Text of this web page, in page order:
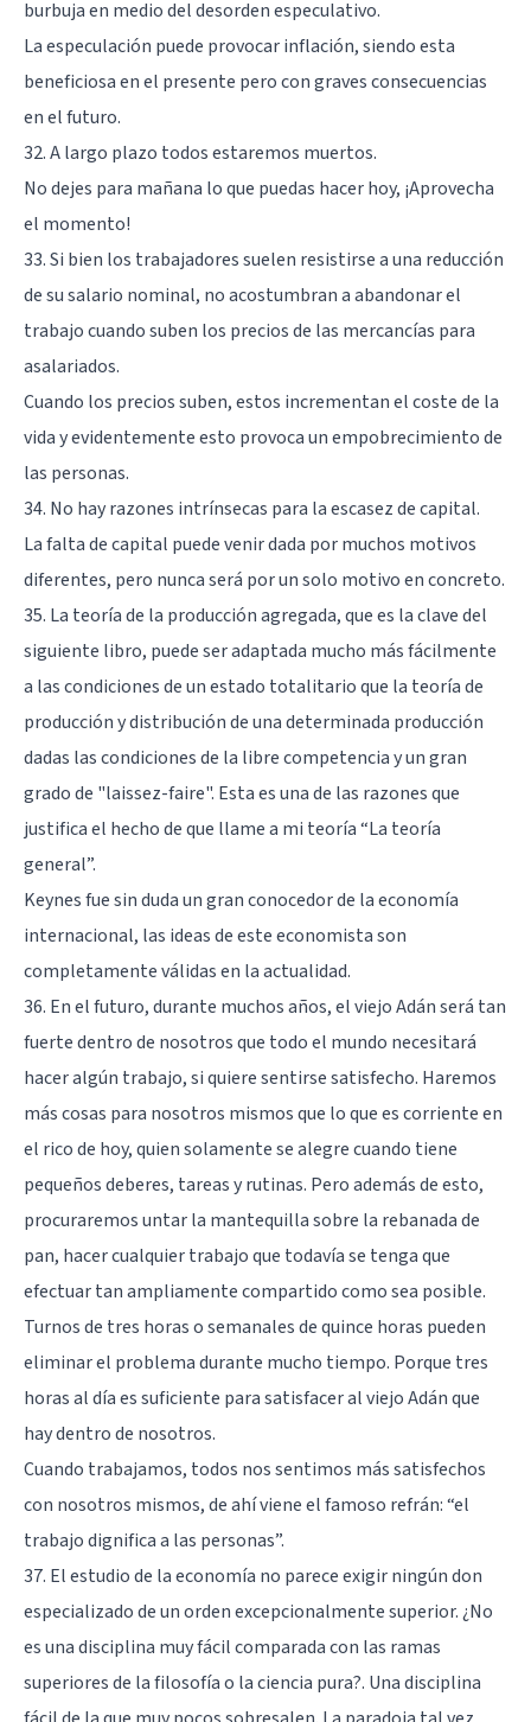
burbuja en medio del desorden especulativo.
La especulación puede provocar inflación, siendo esta
beneficiosa en el presente pero con graves consecuencias
en el futuro.
32. A largo plazo todos estaremos muertos.
No dejes para mañana lo que puedas hacer hoy, ¡Aprovecha
el momento!
33. Si bien los trabajadores suelen resistirse a una reducción
de su salario nominal, no acostumbran a abandonar el
trabajo cuando suben los precios de las mercancías para
asalariados.
Cuando los precios suben, estos incrementan el coste de la
vida y evidentemente esto provoca un empobrecimiento de
las personas.
34. No hay razones intrínsecas para la escasez de capital.
La falta de capital puede venir dada por muchos motivos
diferentes, pero nunca será por un solo motivo en concreto.
35. La teoría de la producción agregada, que es la clave del
siguiente libro, puede ser adaptada mucho más fácilmente
a las condiciones de un estado totalitario que la teoría de
producción y distribución de una determinada producción
dadas las condiciones de la libre competencia y un gran
grado de "laissez-faire". Esta es una de las razones que
justifica el hecho de que llame a mi teoría “La teoría
general”.
Keynes fue sin duda un gran conocedor de la economía
internacional, las ideas de este economista son
completamente válidas en la actualidad.
36. En el futuro, durante muchos años, el viejo Adán será tan
fuerte dentro de nosotros que todo el mundo necesitará
hacer algún trabajo, si quiere sentirse satisfecho. Haremos
más cosas para nosotros mismos que lo que es corriente en
el rico de hoy, quien solamente se alegre cuando tiene
pequeños deberes, tareas y rutinas. Pero además de esto,
procuraremos untar la mantequilla sobre la rebanada de
pan, hacer cualquier trabajo que todavía se tenga que
efectuar tan ampliamente compartido como sea posible.
Turnos de tres horas o semanales de quince horas pueden
eliminar el problema durante mucho tiempo. Porque tres
horas al día es suficiente para satisfacer al viejo Adán que
hay dentro de nosotros.
Cuando trabajamos, todos nos sentimos más satisfechos
con nosotros mismos, de ahí viene el famoso refrán: “el
trabajo dignifica a las personas”.
37. El estudio de la economía no parece exigir ningún don
especializado de un orden excepcionalmente superior. ¿No
es una disciplina muy fácil comparada con las ramas
superiores de la filosofía o la ciencia pura?. Una disciplina